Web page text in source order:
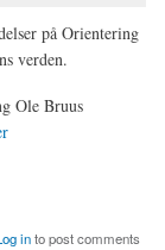
på Orientering
verden.
Ole Bruus
into post comments